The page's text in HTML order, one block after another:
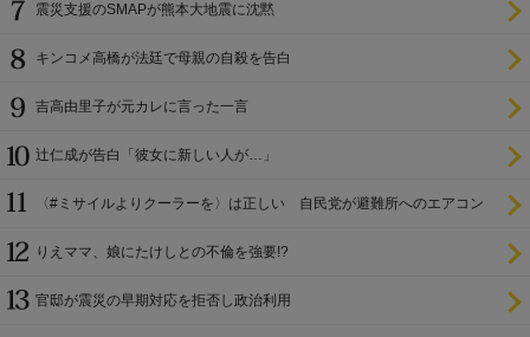
震災支援のSMAPが熊本大地震に沈黙
キンコメ高橋が法廷で母親の自殺を告白
吉高由里子が元カレに言った一言
辻仁成が告白「彼女に新しい人が…」
〈#ミサイルよりクーラーを〉は正しい 自民党が避難所へのエアコン
りえママ、娘にたけしとの不倫を強要!?
官邸が震災の早期対応を拒否し政治利用